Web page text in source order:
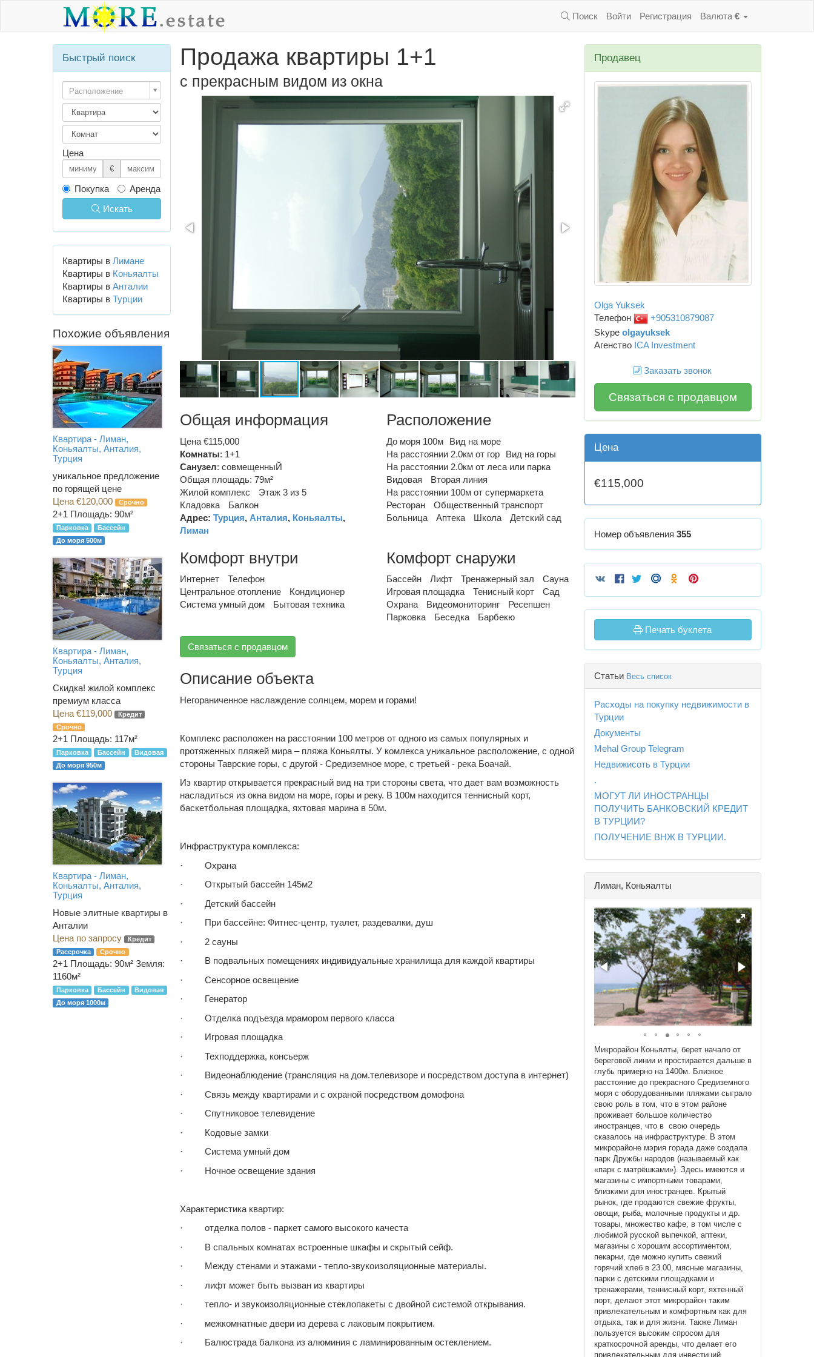
Поиск Войти Регистрация Валюта €
Продажа квартиры 1+1
с прекрасным видом из окна
Общая информация
Цена €115,000
Комнаты: 1+1
Санузел: совмещенныЙ
Общая площадь: 79м²
Жилой комплекс
Этаж 3 из 5
Кладовка
Балкон
Адрес: Турция, Анталия, Коньяалты,
Лиман
Расположение
До моря 100м
Вид на море
На расстоянии 2.0км от гор
Вид на горы
На расстоянии 2.0км от леса или парка
Видовая
Вторая линия
На расстоянии 100м от супермаркета
Ресторан
Общественный транспорт
Больница
Аптека Школа Детский сад
Комфорт внутри
Интернет
Телефон
Центральное отопление
Кондиционер
Система умный дом
Бытовая техника
Комфорт снаружи
Бассейн Лифт Тренажерный зал
Сауна
Игровая площадка
Тенисный корт
Сад
Охрана
Видеомониторинг
Ресепшен
Парковка
Беседка Барбекю
Связаться с продавцом
Описание объекта
Негораниченное наслаждение солнцем, морем и горами!
Комплекс расположен на расстоянии 100 метров от одного из самых популярных и
протяженных пляжей мира – пляжа Коньялты. У комлекса уникальное расположение, с одной
стороны Таврские горы, с другой - Средиземное море, с третьей - река Боачай.
Из квартир открывается прекрасный вид на три стороны света, что дает вам возможность
насладиться из окна видом на море, горы и реку. В 100м находится теннисный корт,
баскетбольная площадка, яхтовая марина в 50м.
Инфраструктура комплекса:
· Охрана
· Открытый бассейн 145м2
· Детский бассейн
· При бассейне: Фитнес-центр, туалет, раздевалки, душ
· 2 сауны
· В подвальных помещениях индивидуальные хранилища для каждой квартиры
· Сенсорное освещение
· Генератор
· Отделка подъезда мрамором первого класса
· Игровая площадка
· Техподдержка, консьерж
· Видеонаблюдение (трансляция на дом.телевизоре и посредством доступа в интернет)
· Связь между квартирами и с охраной посредством домофона
· Спутниковое телевидение
· Кодовые замки
· Система умный дом
· Ночное освещение здания
Характеристика квартир:
· отделка полов - паркет самого высокого качеста
· В спальных комнатах встроенные шкафы и скрытый сейф.
· Между стенами и этажами - тепло-звукоизоляционные материалы.
· лифт может быть вызван из квартиры
· тепло- и звукоизоляционные стеклопакеты с двойной системой открывания.
· межкомнатные двери из дерева с лаковым покрытием.
· Балюстрада балкона из алюминия с ламинированным остеклением.
Продавец
Olga Yuksek
Телефон
+905310879087
Skype olgayuksek
Агенство ICA Investment
Заказать звонок
Связаться с продавцом
Цена
€115,000
Номер объявления 355
Печать буклета
Статьи Весь список
Расходы на покупку недвижимости в
Турции
Документы
Mehal Group Telegram
Недвижисоть в Турции
.
МОГУТ ЛИ ИНОСТРАНЦЫ
ПОЛУЧИТЬ БАНКОВСКИЙ КРЕДИТ
В ТУРЦИИ?
ПОЛУЧЕНИЕ ВНЖ В ТУРЦИИ.
Лиман, Коньяалты
Микрорайон Коньялты, берет начало от
береговой линии и простирается дальше в
глубь примерно на 1400м. Близкое
расстояние до прекрасного Средиземного
моря с оборудованными пляжами сыграло
свою роль в том, что в этом районе
проживает большое количество
иностранцев, что в свою очередь
сказалось на инфраструктуре. В этом
микрорайоне мэрия горада даже создала
парк Дружбы народов (называемый как
«парк с матрёшками»). Здесь имеются и
магазины с импортными товарами,
близкими для иностранцев. Крытый
рынок, где продаются свежие фрукты,
овощи, рыба, молочные продукты и др.
товары, множество кафе, в том числе с
любимой русской выпечкой, аптеки,
магазины с хорошим ассортиментом,
пекарни, где можно купить свежий
горячий хлеб в 23.00, мясные магазины,
парки с детскими площадками и
тренажерами, теннисный корт, яхтенный
порт, делают этот микрорайон таким
привлекательным и комфортным как для
отдыха, так и для жизни. Также Лиман
пользуется высоким спросом для
краткосрочной аренды, что делает его
привлекательным для инвестиций.
Быстрый поиск
Расположение
Цена
€
Покупка
Аренда
Искать
Квартиры в Лимане
Квартиры в Коньяалты
Квартиры в Анталии
Квартиры в Турции
Похожие объявления
Квартира - Лиман,
Коньяалты, Анталия,
Турция
уникальное предложение
по горящей цене
Цена €120,000
Срочно
2+1 Площадь: 90м²
Парковка
Бассейн
До моря 500м
Квартира - Лиман,
Коньяалты, Анталия,
Турция
Скидка! жилой комплекс
премиум класса
Цена €119,000
Кредит
Срочно
2+1 Площадь: 117м²
Парковка Бассейн
Видовая
До моря 950м
Квартира - Лиман,
Коньяалты, Анталия,
Турция
Новые элитные квартиры в
Анталии
Цена по запросу
Кредит
Рассрочка
Срочно
2+1 Площадь: 90м² Земля:
1160м²
Парковка Бассейн
Видовая
До моря 1000м